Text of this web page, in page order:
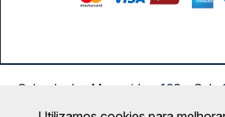
Calçada das Margaridas, 163 -